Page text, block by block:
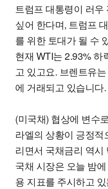
트럼프 대통령이 러
싶어 한다며, 트럼프
를 위한 토대가 될 수
현재 WTI는 2.93% 하
고 있고요. 브렌트유
에 거래되고 있습니다.
(미국채) 협상에 변수
라엘의 상황이 긍정
리면서 국채금리 역
국채 시장은 오늘 밤
용 지표를 주시하고